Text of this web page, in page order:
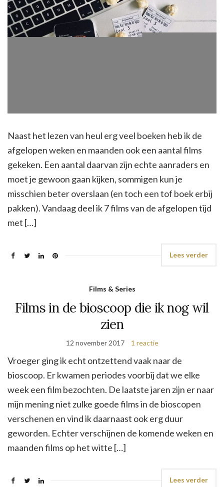
Naast het lezen van heul erg veel boeken heb ik de
afgelopen weken en maanden ook een aantal films
gekeken. Een aantal daarvan zijn echte aanraders en
moet je gewoon gaan kijken, sommigen kun je
misschien beter overslaan (en toch een tof boek erbij
pakken). Vandaag deel ik 7 films van de afgelopen tijd
met […]
Lees verder
Films & Series
Films in de bioscoop die ik nog wil
zien
12 november 2017 1 reactie
Vroeger ging ik echt ontzettend vaak naar de
bioscoop. Er kwamen periodes voorbij dat we elke
week een film bezochten. De laatste jaren zijn er naar
mijn mening niet zulke goede films in de bioscopen
verschenen en vind ik daarnaast ook erg duur
geworden. Echter verschijnen de komende weken en
maanden films op het witte […]
Lees verder